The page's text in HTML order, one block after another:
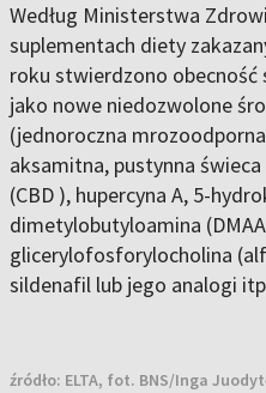
Według Ministerstwa
suplementach diety
roku stwierdzono
jako nowe niedozwolone
(jednoroczna
aksamitna, pustynna
(CBD ), hupercyna A, 5-
dimetylobutyloamina
glicerylofosforylocholina
sildenafil lub jego analogi
źródło: ELTA, fot. BNS/Inga